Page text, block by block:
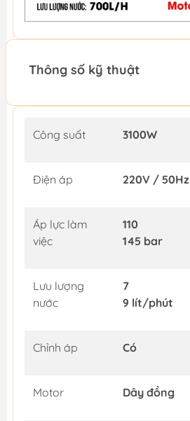
Thông số kỹ thuật
Công suất 3100W
Điện áp 220V / 50Hz
Áp lực làm
việc
110
145 bar
Lưu lượng
nước
7
9 lít/phút
Chỉnh áp Có
Motor Dây đồng